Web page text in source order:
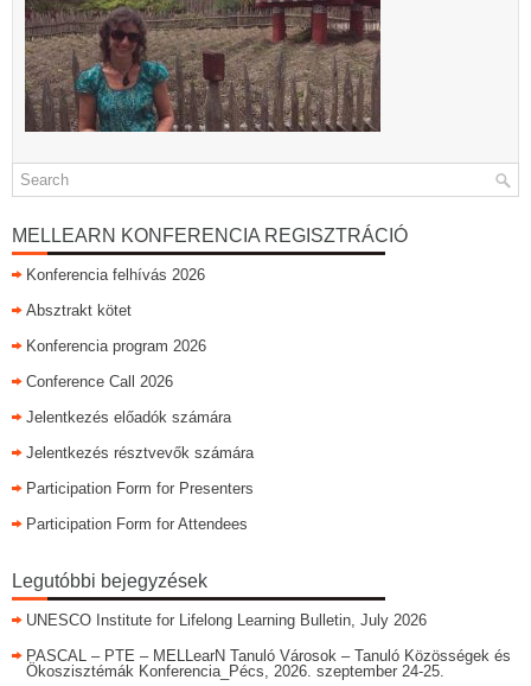
MELLEARN KONFERENCIA REGISZTRÁCIÓ
Konferencia felhívás 2026
Absztrakt kötet
Konferencia program 2026
Conference Call 2026
Jelentkezés előadók számára
Jelentkezés résztvevők számára
Participation Form for Presenters
Participation Form for Attendees
Legutóbbi bejegyzések
UNESCO Institute for Lifelong Learning Bulletin, July 2026
PASCAL – PTE – MELLearN Tanuló Városok – Tanuló Közösségek és
Ökoszisztémák Konferencia_Pécs, 2026. szeptember 24-25.